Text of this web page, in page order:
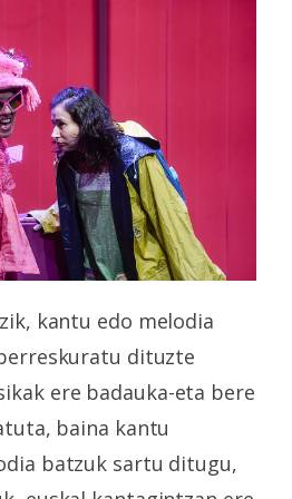
kantu edo melodia
dituzte
ere badauka-eta bere
baina kantu
batzuk sartu ditugu,